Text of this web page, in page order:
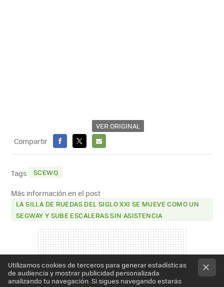
VER ORIGINAL
Compartir
FACEBOOK
X
E-
Tags SCEWO
Más información en el post
LA SILLA DE RUEDAS DEL SIGLO XXI SE MUEVE COMO UN
SEGWAY Y SUBE ESCALERAS SIN ASISTENCIA
Utilizamos cookies de terceros para generar estadísticas
de audiencia y mostrar publicidad personalizada
analizando tu navegación. Si sigues navegando estarás